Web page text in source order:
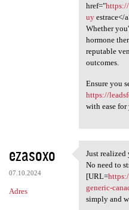
href="
uyestrace</
Whether
hormone
reputable
outcomes.
Ensure you
https://
with ease for
ezasoxo
07.10.2024
Adres
Just
Just
No need to
[URL=
generic-
simply and